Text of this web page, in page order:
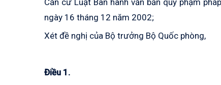
Căn cứ Luật Ban hành văn bản quy phạm
ngày 16 tháng 12 năm 2002;
Xét đề nghị của Bộ trưởng Bộ Quốc phòng,
Điều 1.